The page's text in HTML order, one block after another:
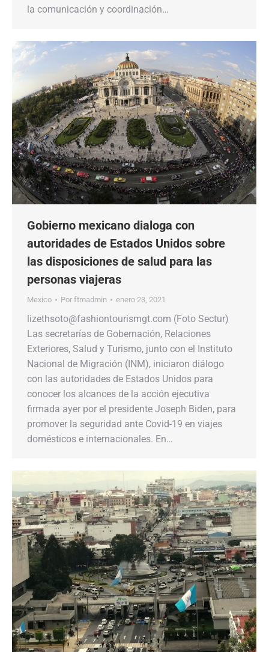
la comunicación y coordinación…
Gobierno mexicano dialoga con
autoridades de Estados Unidos sobre
las disposiciones de salud para las
personas viajeras
Mexico Por ftmadmin enero 23, 2021
lizethsoto@fashiontourismgt.com (Foto Sectur)
Las secretarías de Gobernación, Relaciones
Exteriores, Salud y Turismo, junto con el Instituto
Nacional de Migración (INM), iniciaron diálogo
con las autoridades de Estados Unidos para
conocer los alcances de la acción ejecutiva
firmada ayer por el presidente Joseph Biden, para
promover la seguridad ante Covid-19 en viajes
domésticos e internacionales. En…